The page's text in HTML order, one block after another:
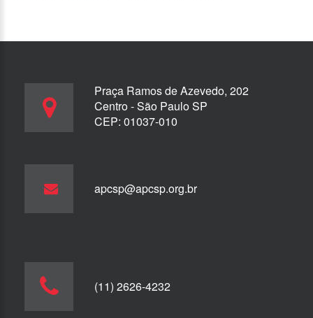
Praça Ramos de Azevedo, 202
Centro - São Paulo SP
CEP: 01037-010
apcsp@apcsp.org.br
(11) 2626-4232